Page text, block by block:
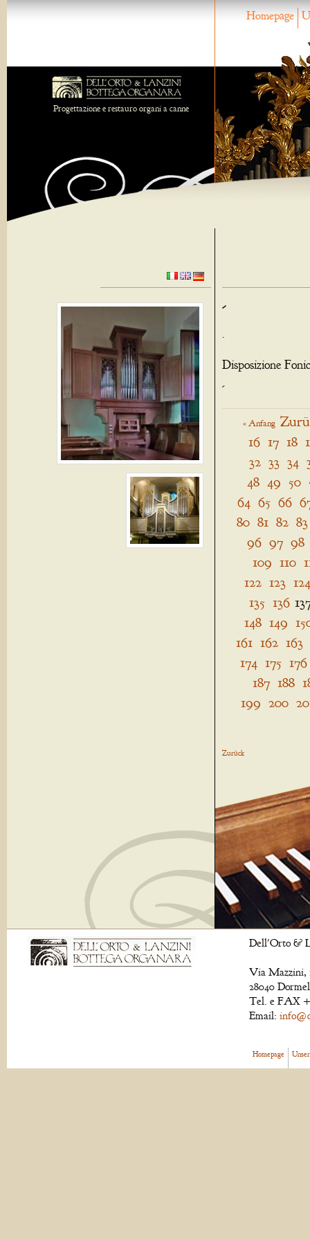
Homepage
Progettazione e restauro organi a canne
-
.
Disposizione
-
« Anfang
16 17 18
32 33 34
48 49 50
64 65 66
80 81 82 83
96 97 98
109 110
122 123 124
135 136
148 149
161 162 163
174 175 176
187 188
199 200
Zurück
Dell'Orto &
Via Mazzini,
28040
Tel. e FAX
Email:
Homepage